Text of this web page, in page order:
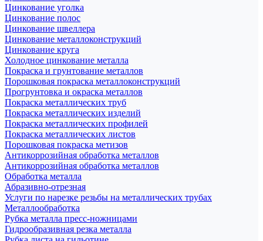
Цинкование уголка
Цинкование полос
Цинкование швеллера
Цинкование металлоконструкций
Цинкование круга
Холодное цинкование металла
Покраска и грунтование металлов
Порошковая покраска металлоконструкций
Прогрунтовка и окраска металлов
Покраска металлических труб
Покраска металлических изделий
Покраска металлических профилей
Покраска металлических листов
Порошковая покраска метизов
Антикоррозийная обработка металлов
Антикоррозийная обработка металлов
Обработка металла
Абразивно-отрезная
Услуги по нарезке резьбы на металлических трубах
Металлообработка
Рубка металла пресс-ножницами
Гидрообразивная резка металла